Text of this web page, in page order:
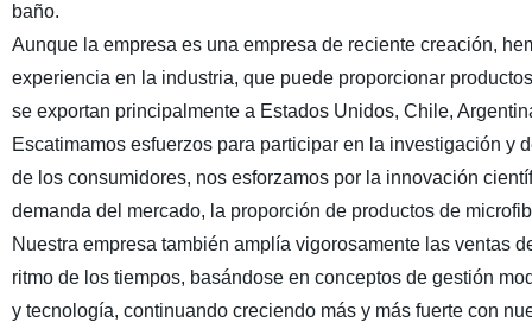
baño.
Aunque la empresa es una empresa de reciente creación,
experiencia en la industria, que puede proporcionar
se exportan principalmente a Estados Unidos, Chile,
Escatimamos esfuerzos para participar en la investigación y
de los consumidores, nos esforzamos por la innovación
demanda del mercado, la proporción de productos de
Nuestra empresa también amplía vigorosamente las ventas
ritmo de los tiempos, basándose en conceptos de gestión
y tecnología, continuando creciendo más y más fuerte con